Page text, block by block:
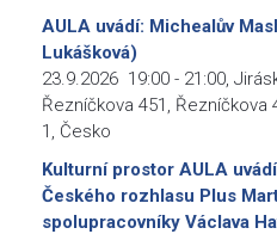
AULA uvádí: Michealův
Lukášková)
23.9.2026 19:00 - 21:00,
Řezníčkova 451, Řezníčkova
1, Česko
Kulturní prostor AULA
Českého rozhlasu Plus
spolupracovníky Václava